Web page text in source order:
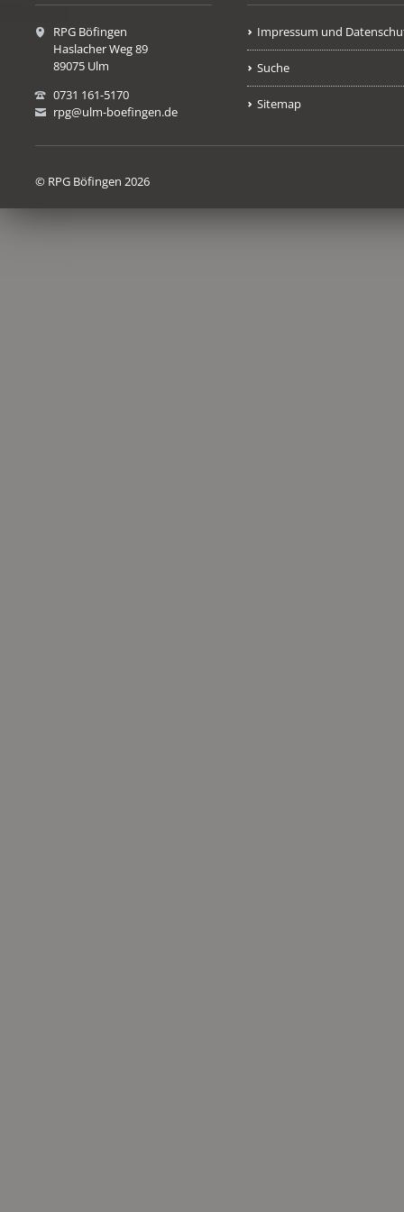
RPG Böfingen
Haslacher Weg 89
89075 Ulm
0731 161-5170
rpg@ulm-boefingen.de
Impressum und
Suche
Sitemap
© RPG Böfingen 2026